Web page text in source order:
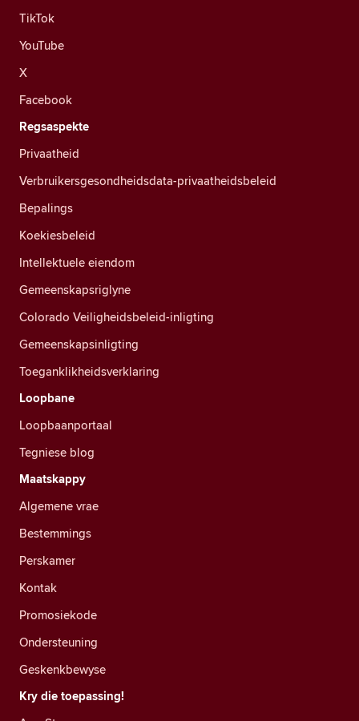
TikTok
YouTube
X
Facebook
Regsaspekte
Privaatheid
Verbruikersgesondheidsdata-privaatheidsbeleid
Bepalings
Koekiesbeleid
Intellektuele eiendom
Gemeenskapsriglyne
Colorado Veiligheidsbeleid-inligting
Gemeenskapsinligting
Toeganklikheidsverklaring
Loopbane
Loopbaanportaal
Tegniese blog
Maatskappy
Algemene vrae
Bestemmings
Perskamer
Kontak
Promosiekode
Ondersteuning
Geskenkbewyse
Kry die toepassing!